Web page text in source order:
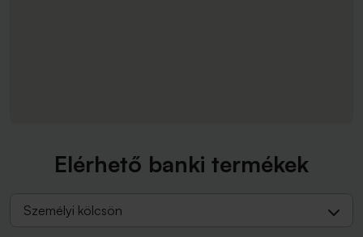
Elérhető banki termékek
Személyi kölcsön